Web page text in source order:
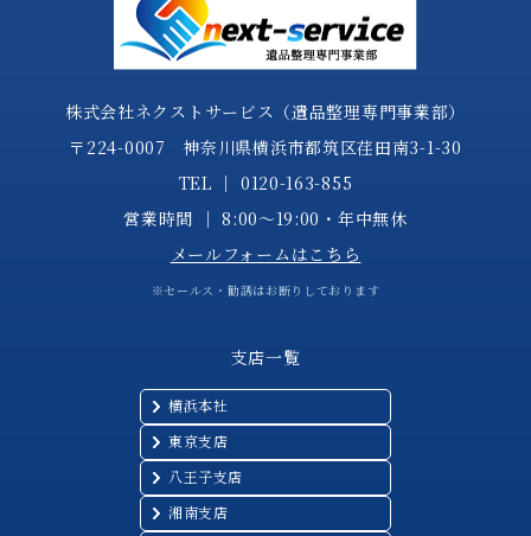
株式会社ネクストサービス（遺品整理専門事業部）
〒224-0007 神奈川県横浜市都筑区荏田南3-1-30
TEL │ 0120-163-855
営業時間 │ 8:00～19:00・年中無休
メールフォームはこちら
※セールス・勧誘はお断りしております
支店一覧
横浜本社
東京支店
八王子支店
湘南支店